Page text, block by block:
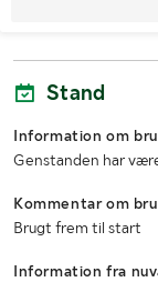
Stand
Information om
Genstanden har
Kommentar om
Brugt frem til start
Information fra